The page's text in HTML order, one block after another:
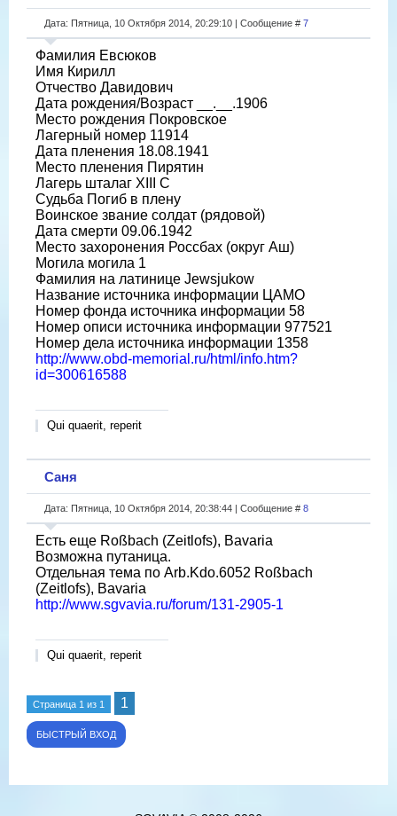
Дата: Пятница, 10 Октября 2014, 20:29:10 | Сообщение # 7
Фамилия Евсюков
Имя Кирилл
Отчество Давидович
Дата рождения/Возраст __.__.1906
Место рождения Покровское
Лагерный номер 11914
Дата пленения 18.08.1941
Место пленения Пирятин
Лагерь шталаг XIII C
Судьба Погиб в плену
Воинское звание солдат (рядовой)
Дата смерти 09.06.1942
Место захоронения Россбах (округ Аш)
Могила могила 1
Фамилия на латинице Jewsjukow
Название источника информации ЦАМО
Номер фонда источника информации 58
Номер описи источника информации 977521
Номер дела источника информации 1358
http://www.obd-memorial.ru/html/info.htm?
id=300616588
Qui quaerit, reperit
Саня
Дата: Пятница, 10 Октября 2014, 20:38:44 | Сообщение # 8
Есть еще Roßbach (Zeitlofs), Bavaria
Возможна путаница.
Отдельная тема по Arb.Kdo.6052 Roßbach
(Zeitlofs), Bavaria
http://www.sgvavia.ru/forum/131-2905-1
Qui quaerit, reperit
Страница 1 из 1 1